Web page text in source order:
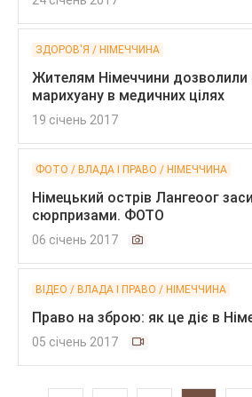
ЗДОРОВ'Я / НІМЕЧЧИНА
Жителям Німеччини дозволили
марихуану в медичних цілях
19 січень 2017
ФОТО / ВЛАДА І ПРАВО / НІМЕЧЧИНА
Німецький острів Лангеоог
сюрпризами. ФОТО
06 січень 2017
ВІДЕО / ВЛАДА І ПРАВО / НІМЕЧЧИНА
Право на зброю: як це діє в
05 січень 2017